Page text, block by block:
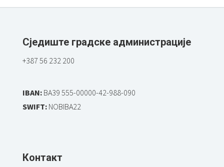
Сједиште градске администрације
+387 56 232 200
IBAN:BA39 555-00000-42-988-090
SWIFT:NOBIBA22
Контакт